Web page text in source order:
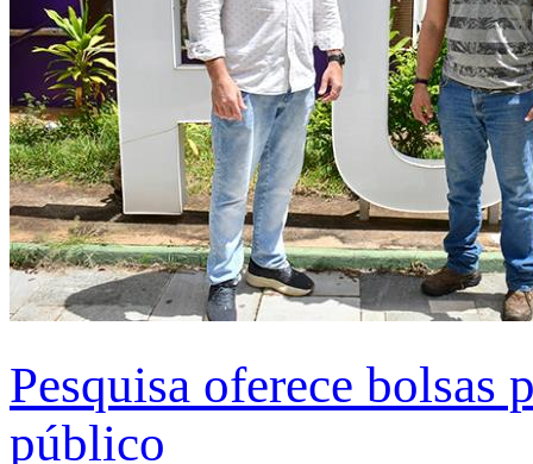
Pesquisa oferece bolsas
público